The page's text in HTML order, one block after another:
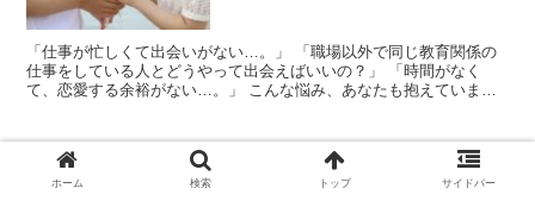
「仕事が忙しくて出会いがない…。」 「職場以外で同じ教育関係の
仕事をしている人とどうやって出会えばいいの？」 「時間がなく
て、恋愛する余裕がない…。」 こんな悩み、あなたも抱えていませ
教員のための結婚ガイド ～理想
の相手を見つける秘訣～
ホーム 検索 トップ サイドバー